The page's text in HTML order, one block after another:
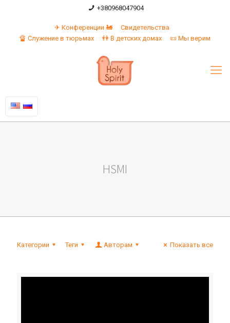
+380968047904
✈ Конференции 🚂
Свидетельства
🔏 Служение в тюрьмах
👫 В детских домах 📜 Мы верим
HSMI
Категории Теги Авторам Показать все